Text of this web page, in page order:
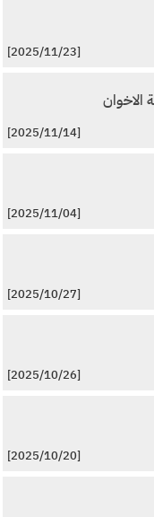
[2025/11/23]
الاخوان
[2025/11/14]
[2025/11/04]
[2025/10/27]
[2025/10/26]
[2025/10/20]